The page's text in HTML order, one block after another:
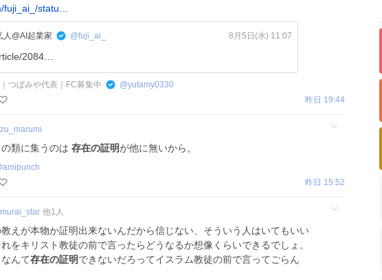
fuji_ai_/statu…
人@AI起業家 @fuji_ai_ 8月5日(水) 11:07
2084…
つぼみや代表｜FC募集中 @yutamy0330
昨日 19:44
類に集うのは 存在の証明が他に無いから。
amipunch
昨日 15:52
他1 人
えが本物か証明出来ないんだから信じない、そういう人はいてもいい
をキリスト教徒の前で言ったらどうなるか想像くらいできるでしょ。
んて存在の証明できないだろってイスラム教徒の前で言ってごらん